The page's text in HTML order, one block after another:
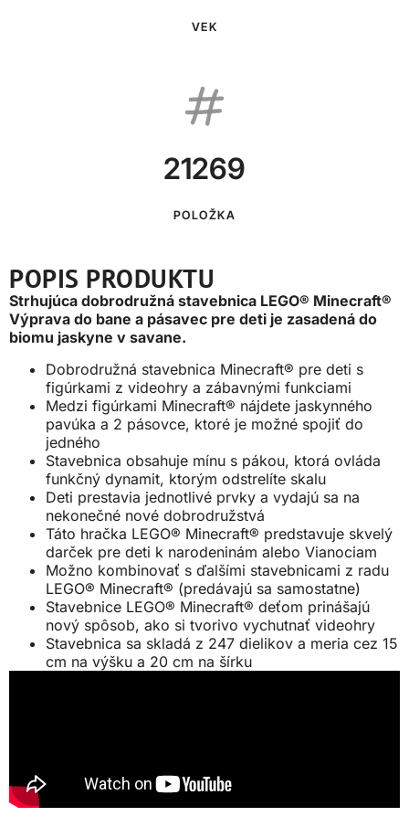
VEK
21269
POLOŽKA
POPIS PRODUKTU
Strhujúca dobrodružná stavebnica LEGO® Minecraft®
Výprava do bane a pásavec pre deti je zasadená do
biomu jaskyne v savane.
Dobrodružná stavebnica Minecraft® pre deti s
figúrkami z videohry a zábavnými funkciami
Medzi figúrkami Minecraft® nájdete jaskynného
pavúka a 2 pásovce, ktoré je možné spojiť do
jedného
Stavebnica obsahuje mínu s pákou, ktorá ovláda
funkčný dynamit, ktorým odstrelíte skalu
Deti prestavia jednotlivé prvky a vydajú sa na
nekonečné nové dobrodružstvá
Táto hračka LEGO® Minecraft® predstavuje skvelý
darček pre deti k narodeninám alebo Vianociam
Možno kombinovať s ďalšími stavebnicami z radu
LEGO® Minecraft® (predávajú sa samostatne)
Stavebnice LEGO® Minecraft® deťom prinášajú
nový spôsob, ako si tvorivo vychutnať videohry
Stavebnica sa skladá z 247 dielikov a meria cez 15
cm na výšku a 20 cm na šírku